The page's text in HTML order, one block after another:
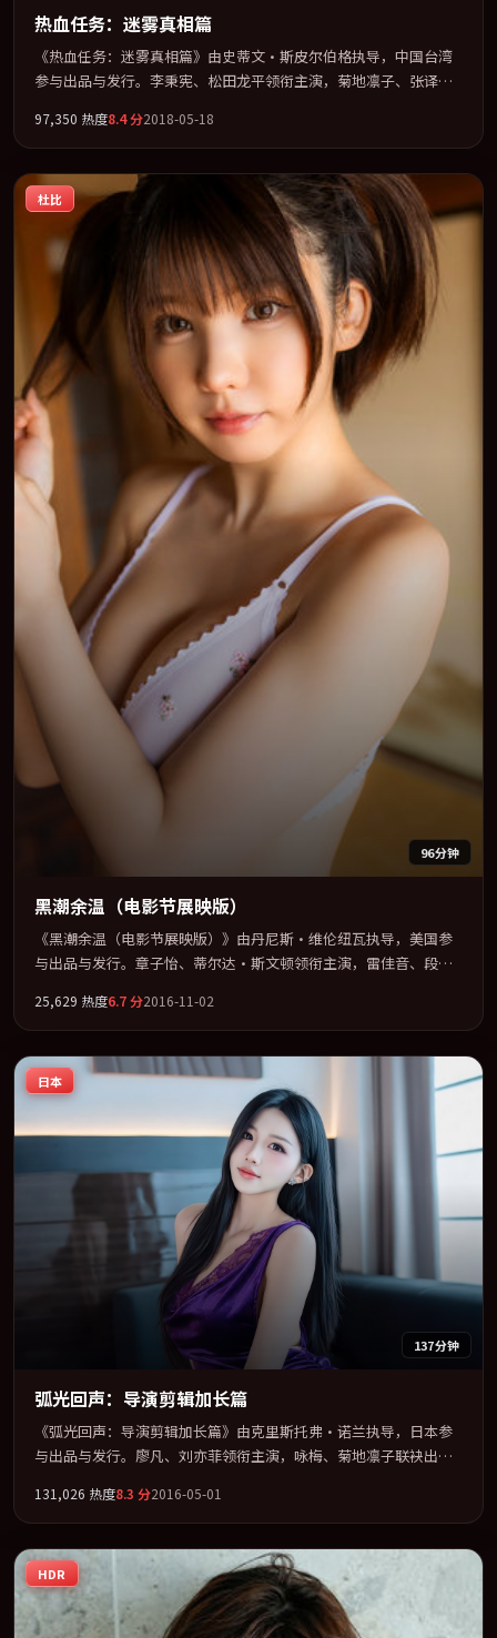
热血任务：迷雾真相篇
《热血任务：迷雾真相篇》由史蒂文·斯皮尔伯格执导，中国台湾
参与出品与发行。李秉宪、松田龙平领衔主演，菊地凛子、张译、
堆叠。全片以「奇幻」类型为骨架，在叙事、表演与视听上力求统
一。定于 2018-07-15 在内地院线及主流平台同步亮相，2018 年度
话题片中口碑稳健，适合喜欢强情节与人物弧光的观众完整观看。
97,350 热度8.4分2018-05-18
杜比
96分钟
黑潮余温（电影节展映版）
《黑潮余温（电影节展映版）》由丹尼斯·维伦纽瓦执导，美国参
与出品与发行。章子怡、蒂尔达·斯文顿领衔主演，雷佳音、段奕
叠。全片以「奇幻」类型为骨架，在叙事、表演与视听上力求统
一。定于 2016-12-07 在内地院线及主流平台同步亮相，2016 年度
话题片中口碑稳健，适合喜欢强情节与人物弧光的观众完整观看。
25,629 热度6.7分2016-11-02
日本
137分钟
弧光回声：导演剪辑加长篇
《弧光回声：导演剪辑加长篇》由克里斯托弗·诺兰执导，日本参
与出品与发行。廖凡、刘亦菲领衔主演，咏梅、菊地凛子联袂出
类型为骨架，在叙事、表演与视听上力求统一。定于 2016-09-08 在
内地院线及主流平台同步亮相，2016 年度话题片中口碑稳健，适合
喜欢强情节与人物弧光的观众完整观看。
131,026 热度8.3 分2016-05-01
HDR